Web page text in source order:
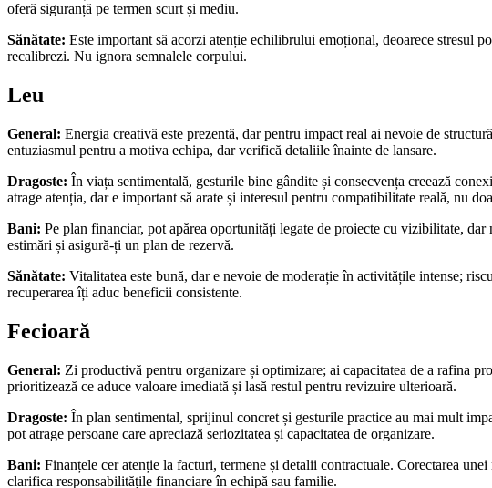
oferă siguranță pe termen scurt și mediu.
Sănătate: Este important să acorzi atenție echilibrului emoțional, deoarece stresul
recalibrezi. Nu ignora semnalele corpului.
Leu
General: Energia creativă este prezentă, dar pentru impact real ai nevoie de
entuziasmul pentru a motiva echipa, dar verifică detaliile înainte de lansare.
Dragoste: În viața sentimentală, gesturile bine gândite și consecvența creează
atrage atenția, dar e important să arate și interesul pentru compatibilitate reală, nu
Bani: Pe plan financiar, pot apărea oportunități legate de proiecte cu vizibilitate,
estimări și asigură-ți un plan de rezervă.
Sănătate: Vitalitatea este bună, dar e nevoie de moderație în activitățile intense;
recuperarea îți aduc beneficii consistente.
Fecioară
General: Zi productivă pentru organizare și optimizare; ai capacitatea de a rafina
prioritizează ce aduce valoare imediată și lasă restul pentru revizuire ulterioară.
Dragoste: În plan sentimental, sprijinul concret și gesturile practice au mai mult
pot atrage persoane care apreciază seriozitatea și capacitatea de organizare.
Bani: Finanțele cer atenție la facturi, termene și detalii contractuale. Corectarea
clarifica responsabilitățile financiare în echipă sau familie.